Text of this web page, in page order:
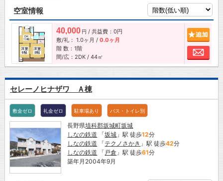
空室情報
40,000 円 / 共益費：0円
敷/礼： 1.0ヶ月 / 0.0ヶ月
階 数：1階
間/広：2DK / 44㎡
お
セレーノヒナザワ Ａ棟
敷金ゼロ 礼金ゼロ 駐車場あり バス・トイレ別
長野県埴科郡坂城町坂城
しなの鉄道 「坂城 」駅 徒歩12分
しなの鉄道 「テクノさかき 」駅 徒歩42分
しなの鉄道 「 戸倉 」駅 徒歩61分
築年月2004年9月